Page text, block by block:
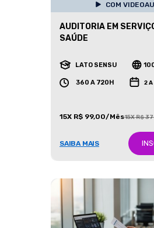
COM
AUDITORIA EM
SAÚDE
LATO SENSU
360 A 720H 2 A
15X R$ 99,00/Mês15X R$
SAIBA MAIS